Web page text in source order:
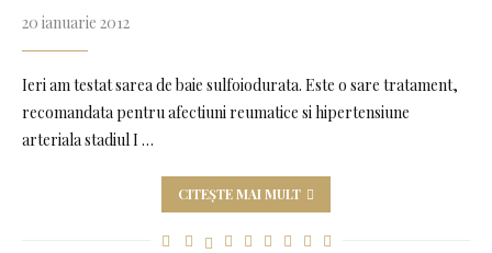
20 ianuarie 2012
Ieri am testat sarea de baie sulfoiodurata. Este o sare tratament,
recomandata pentru afectiuni reumatice si hipertensiune
arteriala stadiul I …
CITEȘTE MAI MULT